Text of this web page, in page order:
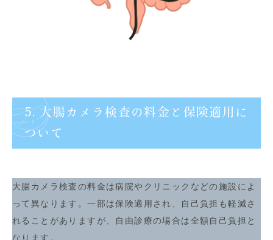
5. 大腸カメラ検査の料金と保険適用に
ついて
大腸カメラ検査の料金は病院やクリニックなどの施設によ
って異なります。一部は保険適用され、自己負担も軽減さ
れることがありますが、自由診療の場合は全額自己負担と
なります。